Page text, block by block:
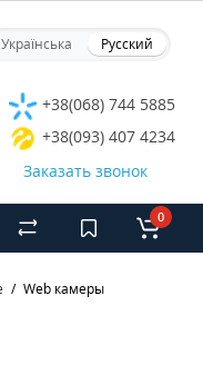
Українська Русский
+38(068) 744 5885
+38(093) 407 4234
Заказать звонок
0
Web камеры